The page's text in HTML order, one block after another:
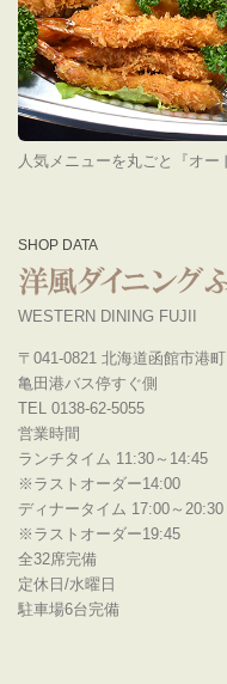
人気メニューを丸ごと『オー
SHOP DATA
WESTERN DINING FUJII
〒041-0821 北海道函館市港
亀田港バス停すぐ側
TEL 0138-62-5055
営業時間
ランチタイム 11:30～14:45
※ラストオーダー14:00
ディナータイム 17:00～20:30
※ラストオーダー19:45
全32席完備
定休日/水曜日
駐車場6台完備